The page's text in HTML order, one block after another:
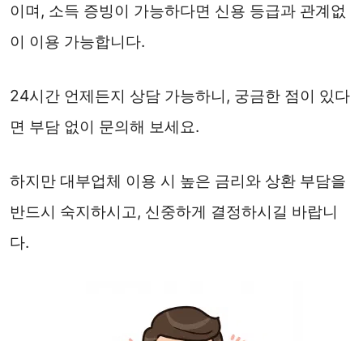
이며, 소득 증빙이 가능하다면 신용 등급과 관계없
이 이용 가능합니다.
24시간 언제든지 상담 가능하니, 궁금한 점이 있다
면 부담 없이 문의해 보세요.
하지만 대부업체 이용 시 높은 금리와 상환 부담을
반드시 숙지하시고, 신중하게 결정하시길 바랍니
다.